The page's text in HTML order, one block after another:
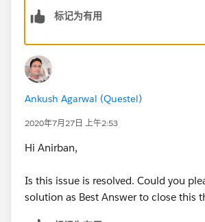
标记为有用
Ankush Agarwal (Questel)
2020年7月27日 上午2:53
Hi Anirban,
Is this issue is resolved. Could you
solution as Best Answer to close this